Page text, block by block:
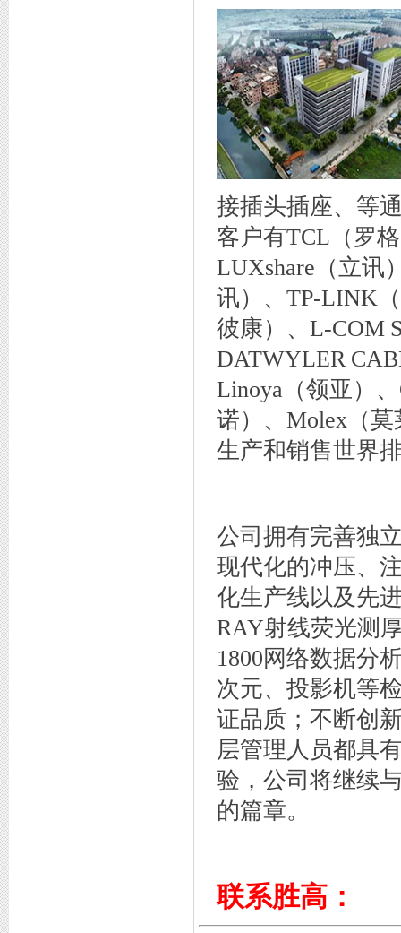
接插头插座、等
客户有TCL（罗
LUXshare（立讯
讯）、TP-LINK
彼康）、L-COM
DATWYLER
Linoya（领亚）
诺）、Molex（
生产和销售世界
公司拥有完善独
现代化的冲压、
化生产线以及先
RAY射线荧光测
1800网络数据分
次元、投影机等
证品质；不断创
层管理人员都具
验，公司将继续
的篇章。
联系胜高：